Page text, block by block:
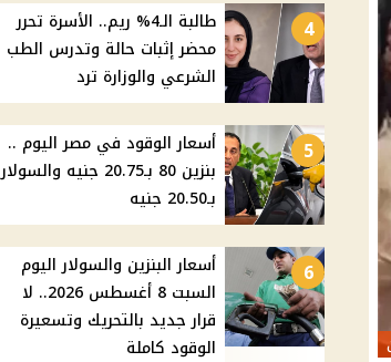
4
طالبة الـ4% ريم.. الأسرة تحرر
محضر إثبات حالة وتدرس الطب
الشرعي والوزارة ترد
5
أسعار الوقود في مصر اليوم ..
بنزين 80 بـ20.75 جنيه والسولار
بـ20.50 جنيه
6
أسعار البنزين والسولار اليوم
السبت 8 أغسطس 2026.. لا
قرار جديد بالتحريك وتسعيرة
الوقود كاملة